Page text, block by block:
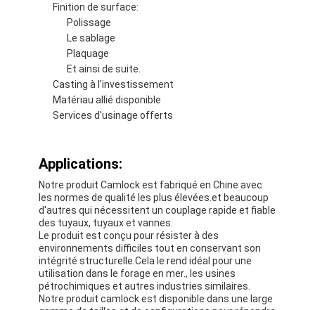
Visite d'usine
Contrôle de qualité
Contactez-nous
Bande d'isolation de tissu en verre
Bande résistante à la chaleur d'isolation
Ruban adhésif de tissu en verre
Ruban adhésif de film de Polyimide
Ruban adhésif de papier d'aluminium
Finition de surface:
Polissage
Le sablage
Plaquage
Et ainsi de suite.
Casting à l'investissement
Matériau allié disponible
Services d'usinage offerts
Applications:
Notre produit Camlock est fabriqué en Chine avec
les normes de qualité les plus élevées.et beaucoup
d'autres qui nécessitent un couplage rapide et fiable
des tuyaux, tuyaux et vannes.
Le produit est conçu pour résister à des
environnements difficiles tout en conservant son
intégrité structurelle.Cela le rend idéal pour une
utilisation dans le forage en mer., les usines
pétrochimiques et autres industries similaires.
Notre produit camlock est disponible dans une large